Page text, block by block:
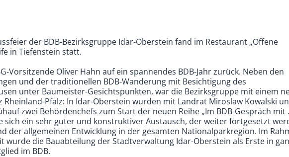
der BDB-Bezirksgruppe Idar-Oberstein fand im Restaurant „Offene
in Tiefenstein statt.
Vorsitzende Oliver Hahn auf ein spannendes BDB-Jahr zurück. Neben den
und der traditionellen BDB-Wanderung mit Besichtigung des
unter Baumeister-Gesichtspunkten, war die Bezirksgruppe mit einem
Rheinland-Pfalz: In Idar-Oberstein wurden mit Landrat Miroslaw Kowalski
zwei Behördenchefs zum Start der neuen Reihe „Im BDB-Gespräch mit
sich ein sehr guter und konstruktiver Austausch, der weiter fortgesetzt
der allgemeinen Entwicklung in der gesamten Nationalparkregion. Im
wurde die Bauabteilung der Stadtverwaltung Idar-Oberstein als Erste in
im BDB.